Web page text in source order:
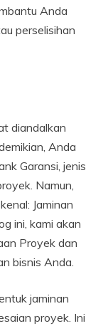
Anda
perselisihan
diandalkan
Anda
Garansi, jenis
Namun,
Jaminan
ini, kami akan
Proyek dan
bisnis Anda.
jaminan
proyek. Ini